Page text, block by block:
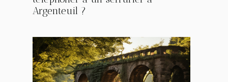
Argenteuil ?